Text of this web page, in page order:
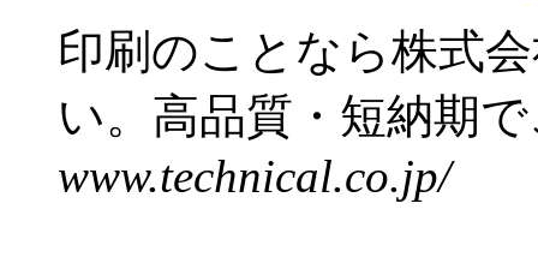
印刷のことなら株式
い。高品質・短納期
www.technical.co.jp/